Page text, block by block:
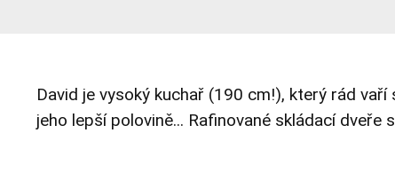
David je vysoký kuchař (190 cm!), který rád vaří
jeho lepší polovině... Rafinované skládací